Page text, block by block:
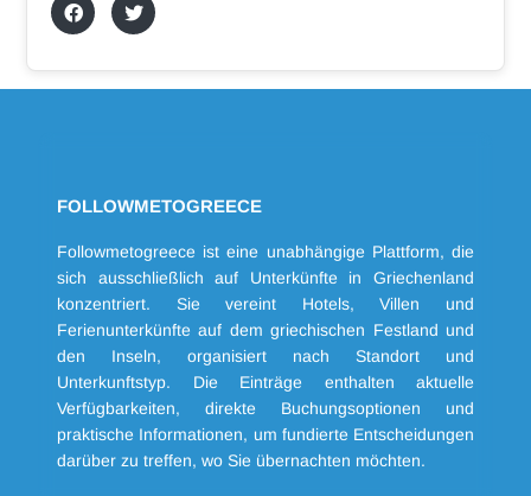
FOLLOWMETOGREECE
Followmetogreece ist eine unabhängige Plattform, die
sich ausschließlich auf Unterkünfte in Griechenland
konzentriert. Sie vereint Hotels, Villen und
Ferienunterkünfte auf dem griechischen Festland und
den Inseln, organisiert nach Standort und
Unterkunftstyp. Die Einträge enthalten aktuelle
Verfügbarkeiten, direkte Buchungsoptionen und
praktische Informationen, um fundierte Entscheidungen
darüber zu treffen, wo Sie übernachten möchten.